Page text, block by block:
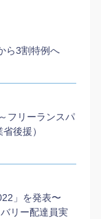
ら3割特例へ
フリーランスパ
後援）
」を発表〜
リー配達員実